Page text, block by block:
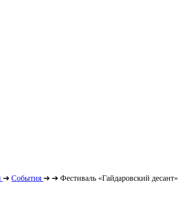
➔ События ➔ ➔ Фестиваль «Гайдаровский десант»